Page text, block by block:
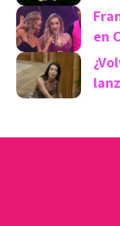
en